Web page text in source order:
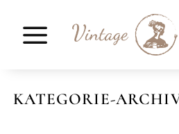
Inhalt
KATEGORIE-